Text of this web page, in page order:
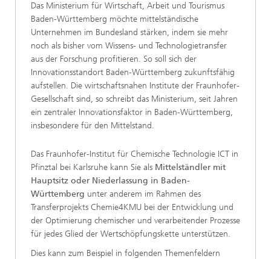
Das Ministerium für Wirtschaft, Arbeit und Tourismus
Baden-Württemberg möchte mittelständische
Unternehmen im Bundesland stärken, indem sie mehr
noch als bisher vom Wissens- und Technologietransfer
aus der Forschung profitieren. So soll sich der
Innovationsstandort Baden-Württemberg zukunftsfähig
aufstellen. Die wirtschaftsnahen Institute der Fraunhofer-
Gesellschaft sind, so schreibt das Ministerium, seit Jahren
ein zentraler Innovationsfaktor in Baden-Württemberg,
insbesondere für den Mittelstand.
Das Fraunhofer-Institut für Chemische Technologie ICT in
Pfinztal bei Karlsruhe kann Sie als Mittelständler mit
Hauptsitz oder Niederlassung in Baden-
Württemberg unter anderem im Rahmen des
Transferprojekts Chemie4KMU bei der Entwicklung und
der Optimierung chemischer und verarbeitender Prozesse
für jedes Glied der Wertschöpfungskette unterstützen.
Dies kann zum Beispiel in folgenden Themenfeldern